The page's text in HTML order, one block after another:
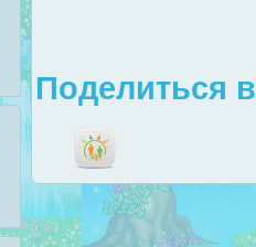
Поделиться